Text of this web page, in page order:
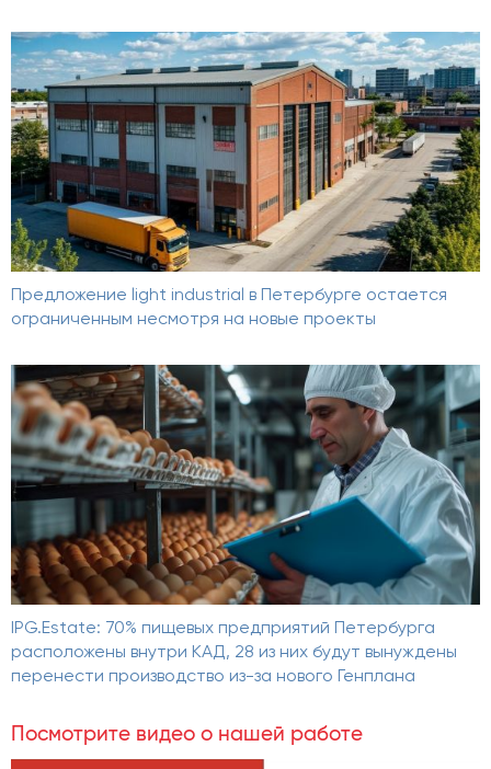
Предложение light industrial в Петербурге остается
ограниченным несмотря на новые проекты
IPG.Estate: 70% пищевых предприятий Петербурга
расположены внутри КАД, 28 из них будут вынуждены
перенести производство из-за нового Генплана
Посмотрите видео о нашей работе